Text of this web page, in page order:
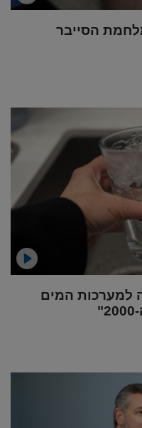
הסייבר
למערכות המים